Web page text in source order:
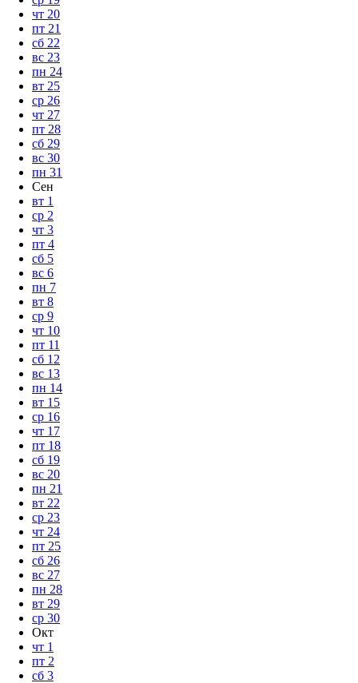
чт 20
пт 21
сб 22
вс 23
пн 24
вт 25
ср 26
чт 27
пт 28
сб 29
вс 30
пн 31
Сен
вт 1
ср 2
чт 3
пт 4
сб 5
вс 6
пн 7
вт 8
ср 9
чт 10
пт 11
сб 12
вс 13
пн 14
вт 15
ср 16
чт 17
пт 18
сб 19
вс 20
пн 21
вт 22
ср 23
чт 24
пт 25
сб 26
вс 27
пн 28
вт 29
ср 30
Окт
чт 1
пт 2
сб 3